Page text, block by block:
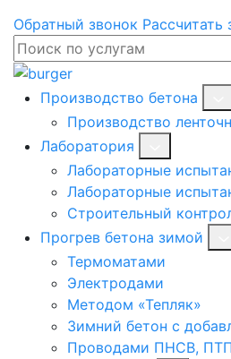
Обратный звонок Рассчитать
Производство бетона
Производство
Лаборатория
Лабораторные
Лабораторные
Строительный
Прогрев бетона зимой
Термоматами
Электродами
Методом «Тепляк»
Зимний бетон с
Проводами ПНСВ,